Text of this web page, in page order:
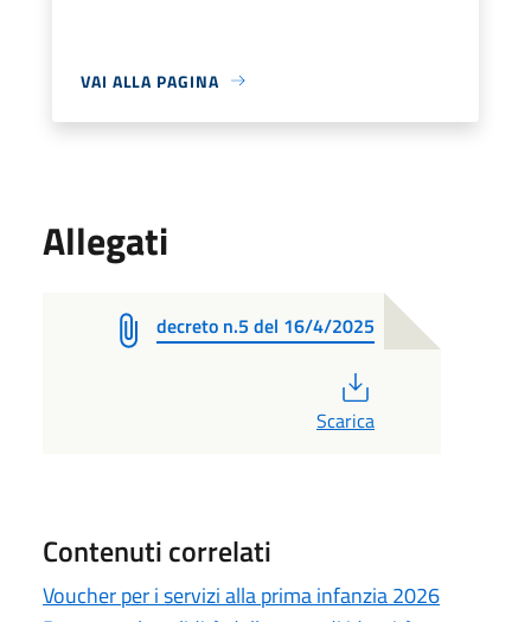
VAI ALLA PAGINA
Allegati
decreto n.5 del 16/4/2025
Scarica
Contenuti correlati
Voucher per i servizi alla prima infanzia 2026